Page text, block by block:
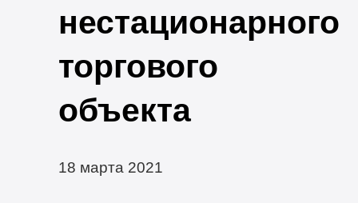
нестационарного
торгового
объекта
18 марта 2021